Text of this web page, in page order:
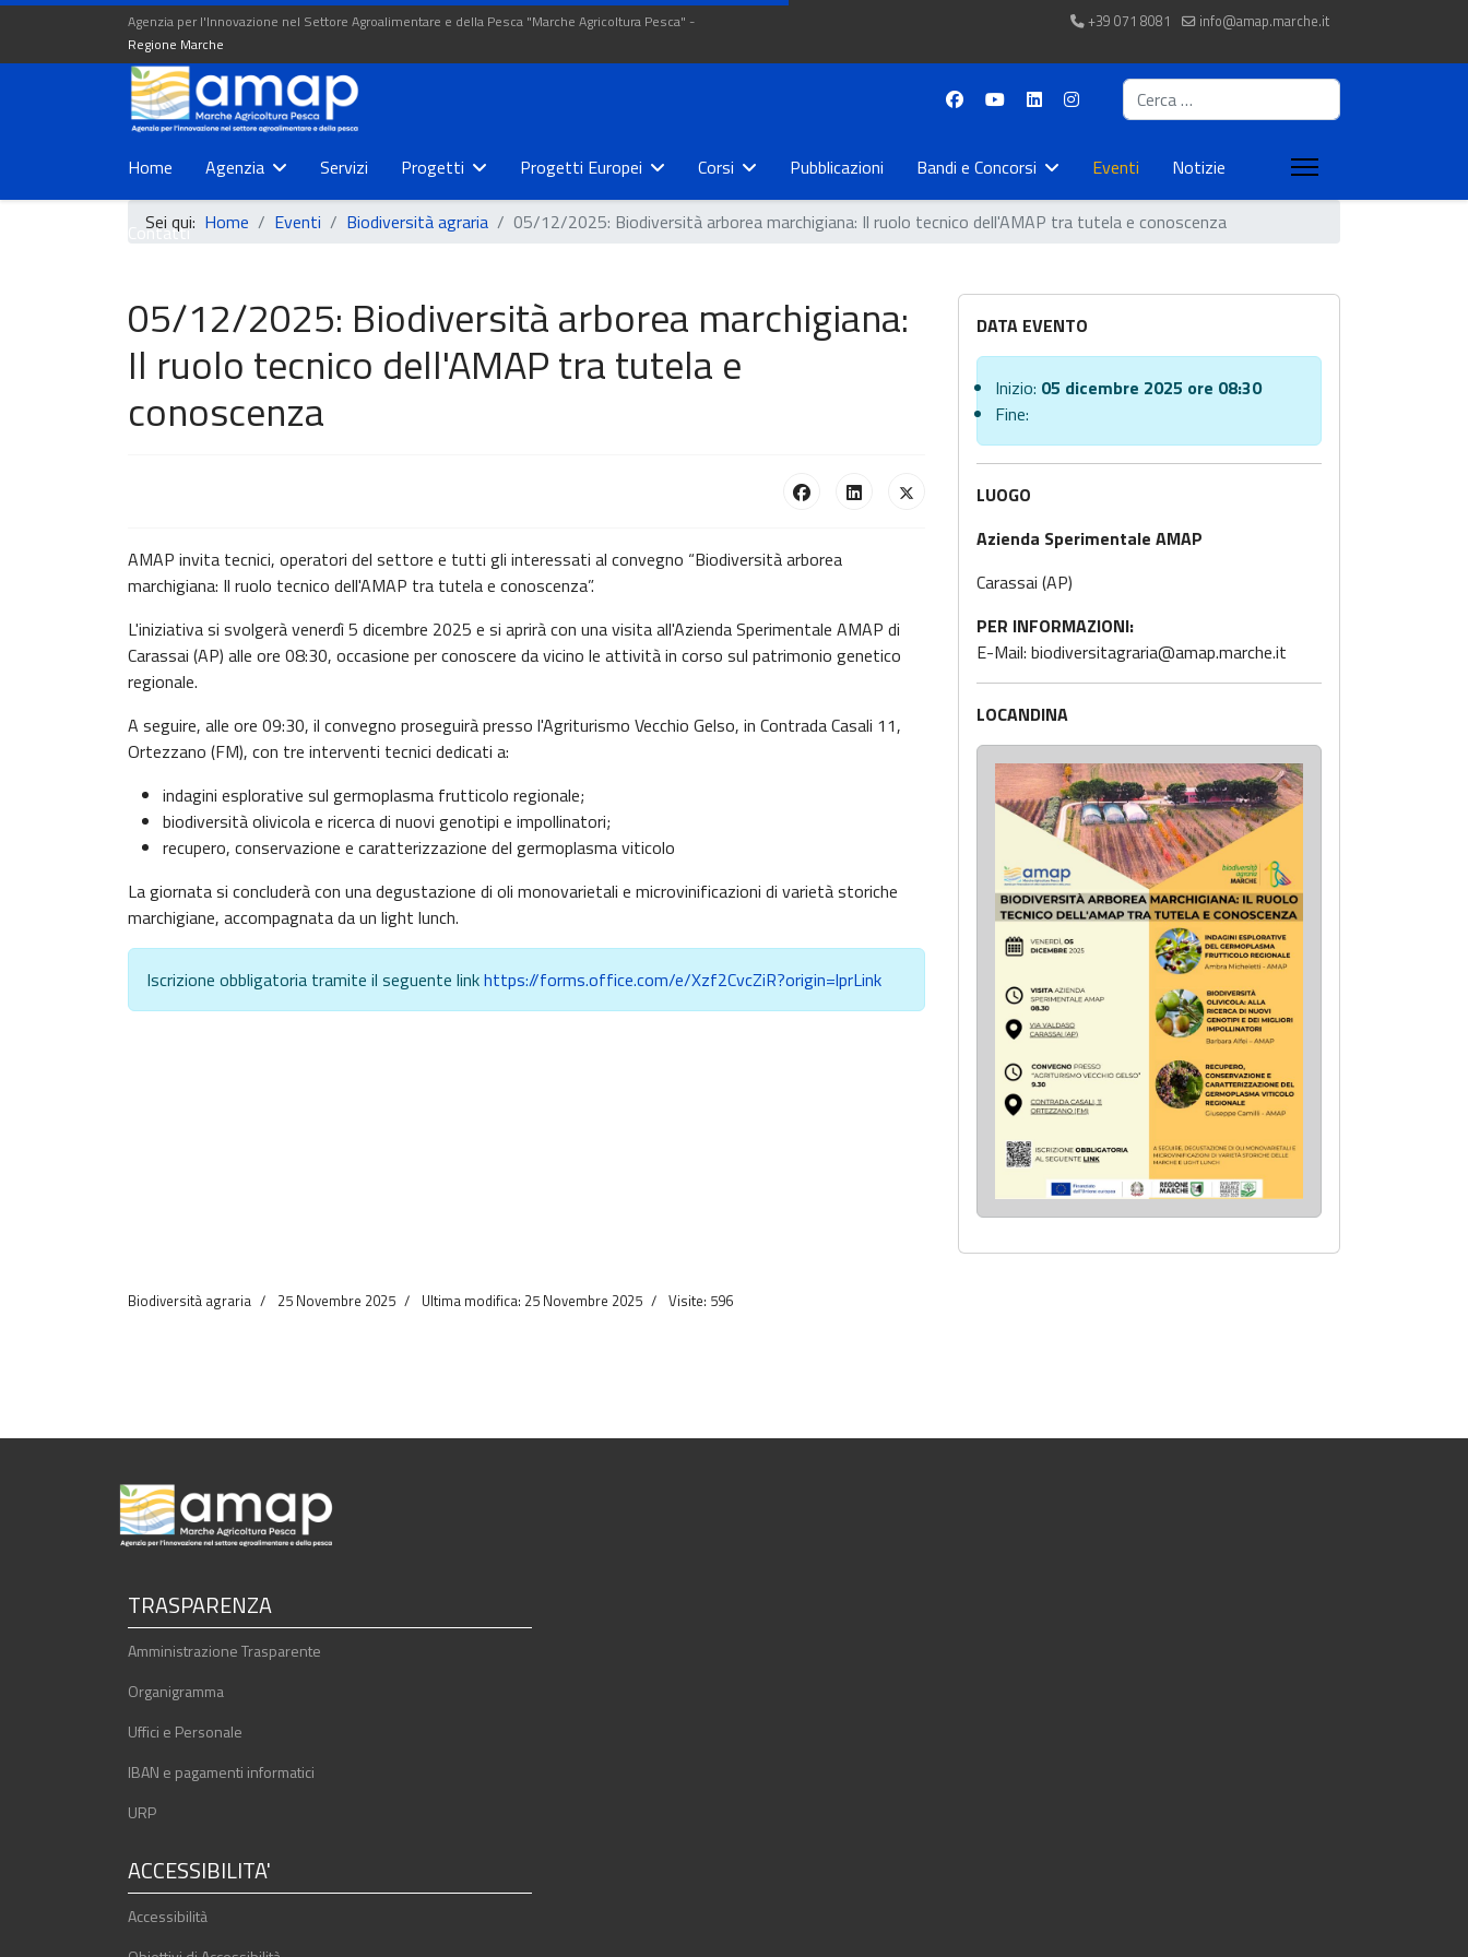
Agenzia per l'Innovazione nel Settore Agroalimentare e della Pesca "Marche Agricoltura Pesca" -
Regione Marche
+39 071 8081 info@amap.marche.it
Cerca
Home Agenzia Servizi Progetti Progetti Europei Corsi Pubblicazioni Bandi e Concorsi Eventi Notizie
Contatti
Sei qui: Home Eventi Biodiversità agraria 05/12/2025: Biodiversità arborea marchigiana: Il ruolo tecnico dell'AMAP tra tutela e conoscenza
05/12/2025: Biodiversità arborea marchigiana:
Il ruolo tecnico dell'AMAP tra tutela e
conoscenza
AMAP invita tecnici, operatori del settore e tutti gli interessati al convegno “Biodiversità arborea
marchigiana: Il ruolo tecnico dell'AMAP tra tutela e conoscenza”.
L'iniziativa si svolgerà venerdì 5 dicembre 2025 e si aprirà con una visita all'Azienda Sperimentale AMAP di
Carassai (AP) alle ore 08:30, occasione per conoscere da vicino le attività in corso sul patrimonio genetico
regionale.
A seguire, alle ore 09:30, il convegno proseguirà presso l'Agriturismo Vecchio Gelso, in Contrada Casali 11,
Ortezzano (FM), con tre interventi tecnici dedicati a:
indagini esplorative sul germoplasma frutticolo regionale;
biodiversità olivicola e ricerca di nuovi genotipi e impollinatori;
recupero, conservazione e caratterizzazione del germoplasma viticolo
La giornata si concluderà con una degustazione di oli monovarietali e microvinificazioni di varietà storiche
marchigiane, accompagnata da un light lunch.
Iscrizione obbligatoria tramite il seguente linkhttps://forms.office.com/e/Xzf2CvcZiR?origin=lprLink
Biodiversità agraria 25 Novembre 2025 Ultima modifica: 25 Novembre 2025 Visite: 596
DATA EVENTO
Inizio: 05 dicembre 2025 ore 08:30
Fine:
LUOGO
Azienda Sperimentale AMAP
Carassai (AP)
PER INFORMAZIONI:
E-Mail: biodiversitagraria@amap.marche.it
LOCANDINA
TRASPARENZA
Amministrazione Trasparente
Organigramma
Uffici e Personale
IBAN e pagamenti informatici
URP
ACCESSIBILITA'
Accessibilità